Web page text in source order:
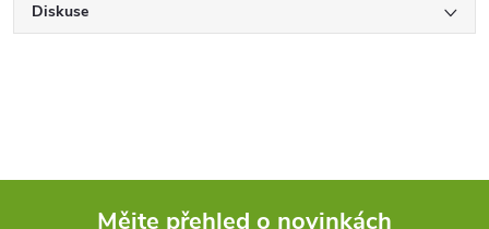
Diskuse
Mějte přehled o novinkách